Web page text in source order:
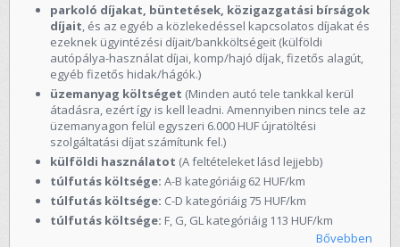
parkoló díjakat, büntetések, közigazgatási bírságok
díjait, és az egyéb a közlekedéssel kapcsolatos díjakat és
ezeknek ügyintézési díjait/bankköltségeit (külföldi
autópálya-használat díjai, komp/hajó díjak, fizetős alagút,
egyéb fizetős hidak/hágók.)
üzemanyag költséget (Minden autó tele tankkal kerül
átadásra, ezért így is kell leadni. Amennyiben nincs tele az
üzemanyagon felül egyszeri 6.000 HUF újratöltési
szolgáltatási díjat számítunk fel.)
külföldi használatot (A feltételeket lásd lejjebb)
túlfutás költsége: A-B kategóriáig 62 HUF/km
túlfutás költsége: C-D kategóriáig 75 HUF/km
túlfutás költsége: F, G, GL kategóriáig 113 HUF/km
Bővebben